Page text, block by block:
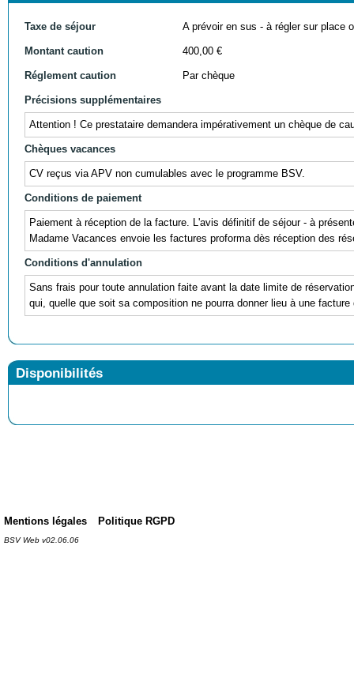
Taxe de séjour A prévoir en sus - à régler sur place
Montant caution 400,00 €
Réglement caution Par chèque
Précisions supplémentaires
Attention ! Ce prestataire demandera impérativement un chèque de
Chèques vacances
CV reçus via APV non cumulables avec le programme BSV.
Conditions de paiement
Paiement à réception de la facture. L'avis définitif de séjour - à
Madame Vacances envoie les factures proforma dès réception des
Conditions d'annulation
Sans frais pour toute annulation faite avant la date limite de
qui, quelle que soit sa composition ne pourra donner lieu à une
Disponibilités
Mentions légales Politique RGPD
BSV Web v02.06.06